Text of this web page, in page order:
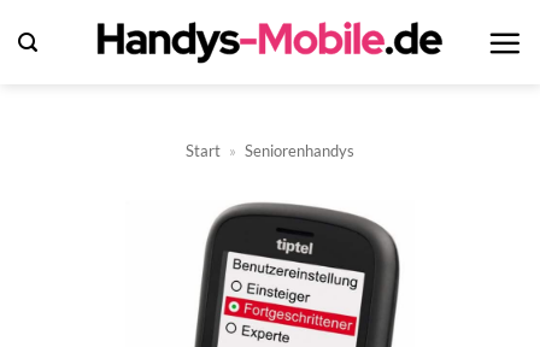
Inhalt
Start » Seniorenhandys